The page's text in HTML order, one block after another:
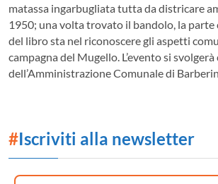
matassa ingarbugliata tutta da districare
1950; una volta trovato il bandolo, la parte
del libro sta nel riconoscere gli aspetti
campagna del Mugello. L’evento si
dell’Amministrazione Comunale di
#Iscriviti alla newsletter